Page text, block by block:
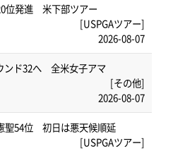
位発進 米下部ツアー
[USPGAツアー]
2026-08-07
ンド32へ 全米女子アマ
[その他]
2026-08-07
聖54位 初日は悪天候順延
[USPGAツアー]